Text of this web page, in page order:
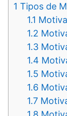
1 Tipos de
1.1
1.2
1.3
1.4
1.5
1.6
1.7